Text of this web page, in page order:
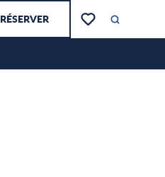
RÉSERVER
Voir les favoris